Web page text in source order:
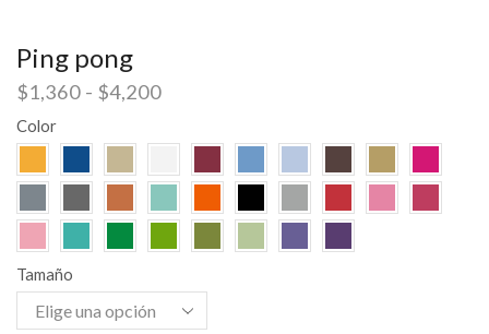
Ping pong
$1,360 - $4,200
Color
Tamaño